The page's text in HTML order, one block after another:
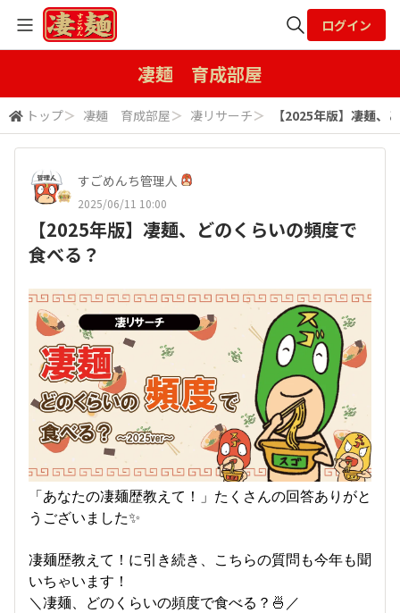
検索
ログイン
凄麺 育成部屋
トップ＞ 凄麺 育成部屋＞ 凄リサーチ＞ 【2025年版】凄麺、
すごめんち管理人
2025/06/11 10:00
【2025年版】凄麺、どのくらいの頻度で
食べる？
「あなたの凄麺歴教えて！」たくさんの回答ありがと
うございました✨
凄麺歴教えて！に引き続き、こちらの質問も今年も聞
いちゃいます！
＼凄麺、どのくらいの頻度で食べる？🍜／